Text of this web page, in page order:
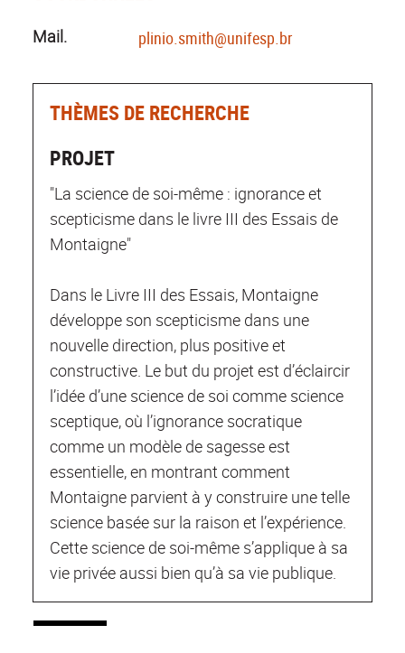
Mail. plinio.smith@unifesp.br
THÈMES DE RECHERCHE
PROJET
"La science de soi-même : ignorance et
scepticisme dans le livre III des Essais de
Montaigne"
Dans le Livre III des Essais, Montaigne
développe son scepticisme dans une
nouvelle direction, plus positive et
constructive. Le but du projet est d’éclaircir
l’idée d’une science de soi comme science
sceptique, où l’ignorance socratique
comme un modèle de sagesse est
essentielle, en montrant comment
Montaigne parvient à y construire une telle
science basée sur la raison et l’expérience.
Cette science de soi-même s’applique à sa
vie privée aussi bien qu’à sa vie publique.